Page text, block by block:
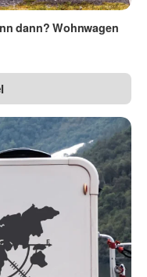
dann? Wohnwagen